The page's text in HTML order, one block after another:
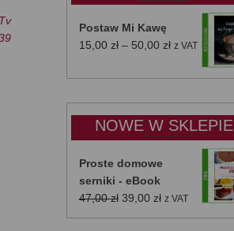
Postaw Mi Kawę
15,00 zł – 50,00 złZakres
od
do
50,00 zł
z VAT
NOWE W SKLEPIE
Proste domowe
serniki - eBook
47,00zł Pierwotna
cena
39,00 złAktualna
cena
z VAT